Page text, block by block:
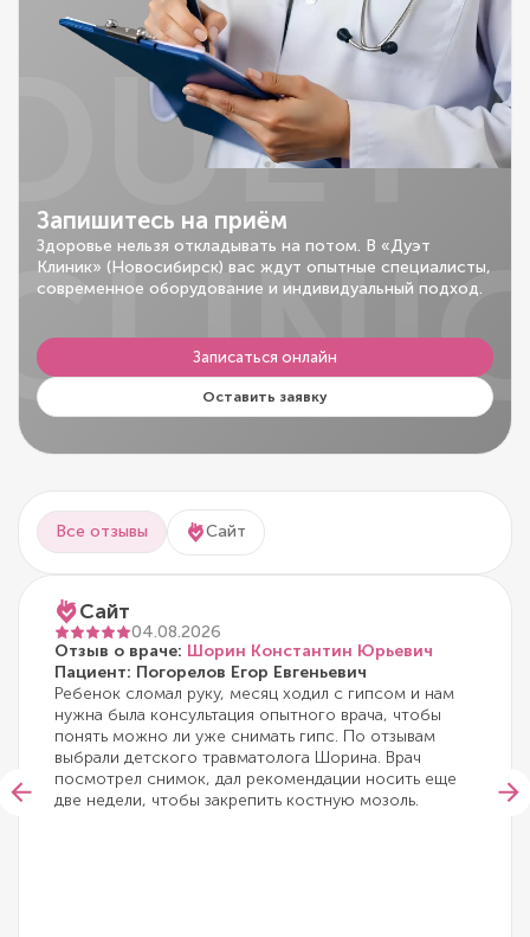
Запишитесь на приём
Здоровье нельзя откладывать на потом. В «Дуэт
Клиник» (Новосибирск) вас ждут опытные специалисты,
современное оборудование и индивидуальный подход.
Записаться онлайн
Оставить заявку
Все отзывы Сайт
Сайт
04.08.2026
Отзыв о враче: Шорин Константин Юрьевич
Пациент: Погорелов Егор Евгеньевич
Ребенок сломал руку, месяц ходил с гипсом и нам
нужна была консультация опытного врача, чтобы
понять можно ли уже снимать гипс. По отзывам
выбрали детского травматолога Шорина. Врач
посмотрел снимок, дал рекомендации носить еще
две недели, чтобы закрепить костную мозоль.